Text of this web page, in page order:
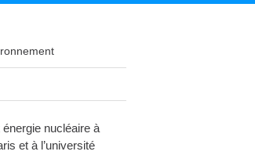
nucléaire à
et à l’université